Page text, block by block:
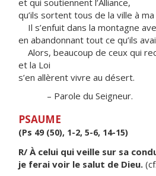
et qui soutiennent l’Alliance,
qu’ils sortent tous de la ville à
Il s’enfuit dans la montagne
en abandonnant tout ce qu’ils
Alors, beaucoup de ceux qui
et la Loi
s’en allèrent vivre au désert.
– Parole du Seigneur.
PSAUME
(Ps 49 (50), 1-2, 5-6, 14-15)
R/ À celui qui veille sur sa
je ferai voir le salut de Dieu.